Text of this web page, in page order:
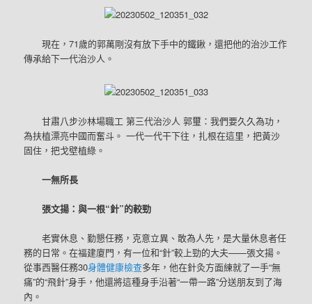
現在，71歲的郭萬剛沒有放下手中的鐵鍬，還把他的治沙工作
傳承給下一代治沙人。
甘肅八步沙林場職工 第三代治沙人 郭璽：我們要久久為功，
為扶植漂亮中國而奮斗。 一代一代干下往，扎根在這里，把黃沙
固住，把戈壁植綠。
一無所長
張文揚：與一根“針”的較勁
老實休息、勤懇任務，克意立異、敢為人先，是大量休息者任
務的日常。在福建廈門，有一位和“針”較上勁的大夫——張文揚。
從事西醫任務30身體健康檢查多年，他在針灸方面練就了一手“無
痛”的“飛針”身手，他還將這種身手沿著“一帶一路”分送朋友到了海
內。